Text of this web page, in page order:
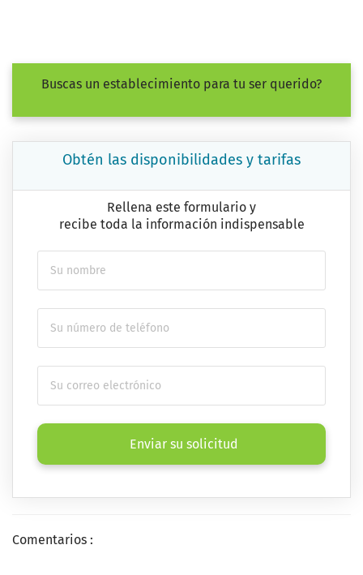
Buscas un establecimiento para tu ser querido?
Obtén las disponibilidades y tarifas
Rellena este formulario y
recibe toda la información indispensable
Enviar su solicitud
Comentarios :